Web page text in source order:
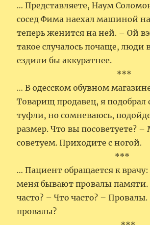
… Представляете, Наум
сосед Фима наехал машиной
теперь женится на ней. – Ой
такое случалось почаще, люди
ездили бы аккуратнее.
***
… В одесском обувном
Товарищ продавец, я подобрал
туфли, но сомневаюсь,
размер. Что вы посоветуете?
советуем. Приходите с ногой.
***
… Пациент обращается к
меня бывают провалы памяти.
часто? – Что часто? –
провалы?